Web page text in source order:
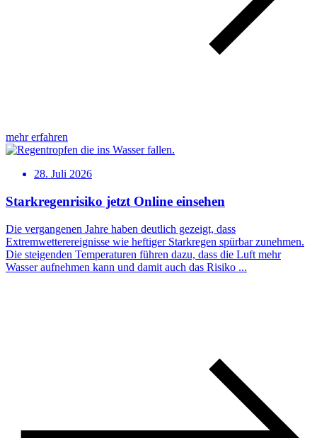
mehr erfahren
28. Juli 2026
Starkregenrisiko jetzt Online einsehen
Die vergangenen Jahre haben deutlich gezeigt, dass
Extremwetterereignisse wie heftiger Starkregen spürbar zunehmen.
Die steigenden Temperaturen führen dazu, dass die Luft mehr
Wasser aufnehmen kann und damit auch das Risiko ...